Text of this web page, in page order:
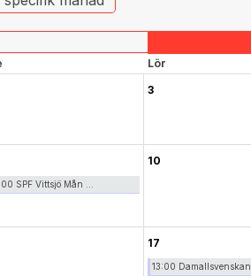
Lör
3
SPF Vittsjö Mån ...
10
17
13:00 Damallsvenskan